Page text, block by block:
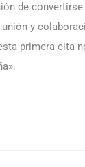
de
y
primera cita